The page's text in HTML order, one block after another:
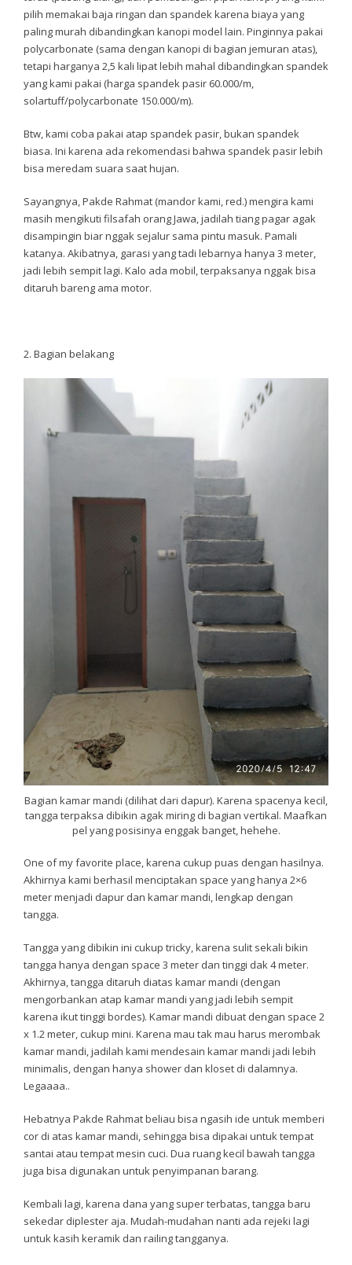
pilih memakai baja ringan dan spandek karena biaya yang
paling murah dibandingkan kanopi model lain. Pinginnya pakai
polycarbonate (sama dengan kanopi di bagian jemuran atas),
tetapi harganya 2,5 kali lipat lebih mahal dibandingkan spandek
yang kami pakai (harga spandek pasir 60.000/m,
solartuff/polycarbonate 150.000/m).
Btw, kami coba pakai atap spandek pasir, bukan spandek
biasa. Ini karena ada rekomendasi bahwa spandek pasir lebih
bisa meredam suara saat hujan.
Sayangnya, Pakde Rahmat (mandor kami, red.) mengira kami
masih mengikuti filsafah orang Jawa, jadilah tiang pagar agak
disampingin biar nggak sejalur sama pintu masuk. Pamali
katanya. Akibatnya, garasi yang tadi lebarnya hanya 3 meter,
jadi lebih sempit lagi. Kalo ada mobil, terpaksanya nggak bisa
ditaruh bareng ama motor.
2. Bagian belakang
Bagian kamar mandi (dilihat dari dapur). Karena spacenya kecil,
tangga terpaksa dibikin agak miring di bagian vertikal. Maafkan
pel yang posisinya enggak banget, hehehe.
One of my favorite place, karena cukup puas dengan hasilnya.
Akhirnya kami berhasil menciptakan space yang hanya 2×6
meter menjadi dapur dan kamar mandi, lengkap dengan
tangga.
Tangga yang dibikin ini cukup tricky, karena sulit sekali bikin
tangga hanya dengan space 3 meter dan tinggi dak 4 meter.
Akhirnya, tangga ditaruh diatas kamar mandi (dengan
mengorbankan atap kamar mandi yang jadi lebih sempit
karena ikut tinggi bordes). Kamar mandi dibuat dengan space 2
x 1.2 meter, cukup mini. Karena mau tak mau harus merombak
kamar mandi, jadilah kami mendesain kamar mandi jadi lebih
minimalis, dengan hanya shower dan kloset di dalamnya.
Legaaaa..
Hebatnya Pakde Rahmat beliau bisa ngasih ide untuk memberi
cor di atas kamar mandi, sehingga bisa dipakai untuk tempat
santai atau tempat mesin cuci. Dua ruang kecil bawah tangga
juga bisa digunakan untuk penyimpanan barang.
Kembali lagi, karena dana yang super terbatas, tangga baru
sekedar diplester aja. Mudah-mudahan nanti ada rejeki lagi
untuk kasih keramik dan railing tangganya.